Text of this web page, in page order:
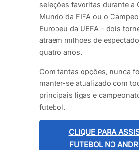
seleções favoritas durante a
Mundo da FIFA ou o
Europeu da UEFA – dois
atraem milhões de
quatro anos.
Com tantas opções, nunca
manter-se atualizado com
principais ligas e
futebol.
CLIQUE PARA
FUTEBOL NO